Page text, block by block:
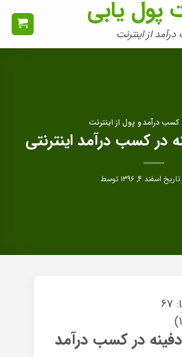
پول یابی
از اینترنت
کسب درآمد و پول از اینترنت
در کسب درآمد اینترنتی
تاریخ اسفند ۴, ۱۳۹۶ توسط
67
)
در کسب درآمد